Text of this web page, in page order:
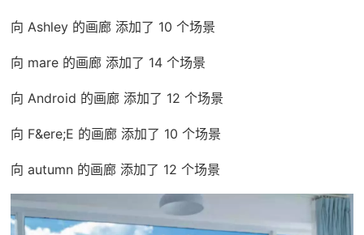
向 Ashley 的画廊 添加了 10 个场景
向 mare 的画廊 添加了 14 个场景
向 Android 的画廊 添加了 12 个场景
向 F&ere;E 的画廊 添加了 10 个场景
向 autumn 的画廊 添加了 12 个场景